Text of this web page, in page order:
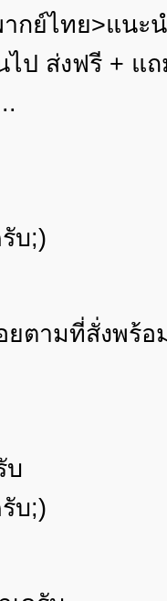
กย์ไทย>แนะ
ป ส่งฟรี + แ
บ;)
ยตามที่สั่งพร้
บ
บ;)